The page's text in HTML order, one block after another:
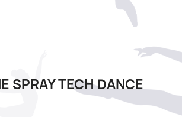
SPRAY TECH DANCE